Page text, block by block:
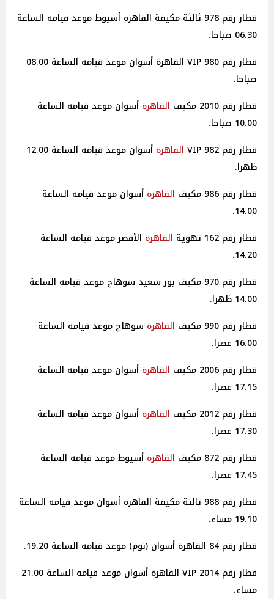
قطار رقم 978 ثالثة مكيفة القاهرة أسيوط موعد قيامه الساعة
06.30 صباحا.
قطار رقم 980 VIP القاهرة أسوان موعد قيامه الساعة 08.00
صباحا.
قطار رقم 2010 مكيف
القاهرة أسوان موعد قيامه الساعة
10.00 صباحا.
قطار رقم 982 VIP
القاهرة
أسوان موعد قيامه الساعة 12.00
ظهرا.
قطار رقم 986 مكيف
القاهرة أسوان موعد قيامه الساعة
14.00.
قطار رقم 162 تهوية
القاهرة الأقصر موعد قيامه الساعة
14.20.
قطار رقم 970 مكيف بور سعيد سوهاج موعد قيامه الساعة
14.00 ظهرا.
قطار رقم 990 مكيف
القاهرة سوهاج موعد قيامه الساعة
16.00 عصرا.
قطار رقم 2006 مكيف
القاهرة أسوان موعد قيامه الساعة
17.15 عصرا.
قطار رقم 2012 مكيف
القاهرة أسوان موعد قيامه الساعة
17.30 عصرا.
قطار رقم 872 مكيف
القاهرة أسيوط موعد قيامه الساعة
17.45 عصرا.
قطار رقم 988 ثالثة مكيفة القاهرة أسوان موعد قيامه الساعة
19.10 مساء.
قطار رقم 84 القاهرة أسوان (نوم) موعد قيامه الساعة 19.20.
قطار رقم 2014 VIP القاهرة أسوان موعد قيامه الساعة 21.00
مساء.